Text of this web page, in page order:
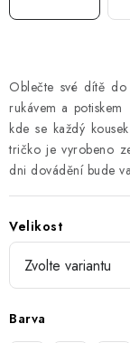
Oblečte své dítě
rukávem a
kde se každý
tričko je vyrobeno
dni dovádění bude
Velikost
Barva